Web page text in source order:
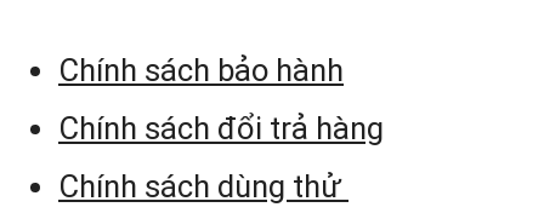
Sử dụng camera góc rộng
nghiệp để cung cấp tính năng
hình thời gian thực độ phân giải
Chính sách bảo hành
Chính sách đổi trả hàng
Chính sách dùng thử